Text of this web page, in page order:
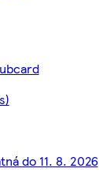
do 11. 8. 2026